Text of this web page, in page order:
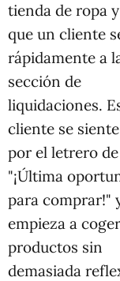
tienda de ropa
que un cliente
rápidamente a
sección de
liquidaciones.
cliente se
por el letrero de
"¡Última
para comprar!"
empieza a coger
productos sin
demasiada